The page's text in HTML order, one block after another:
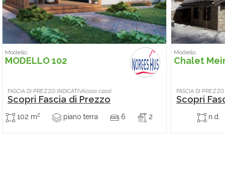
Modello:
MODELLO 102
FASCIA DI PREZZO INDICATIVA(solo casa)
Scopri Fascia di Prezzo
102 m2 piano terra 6 2
Modello:
Chalet
FASCIA DI
Scopri
n.d.